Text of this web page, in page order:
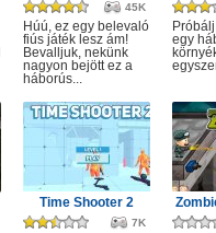
45K
Húú, ez egy belevaló
fiús játék lesz ám!
Bevalljuk, nekünk
nagyon bejött ez a
háborús...
egy
Time Shooter 2
7K